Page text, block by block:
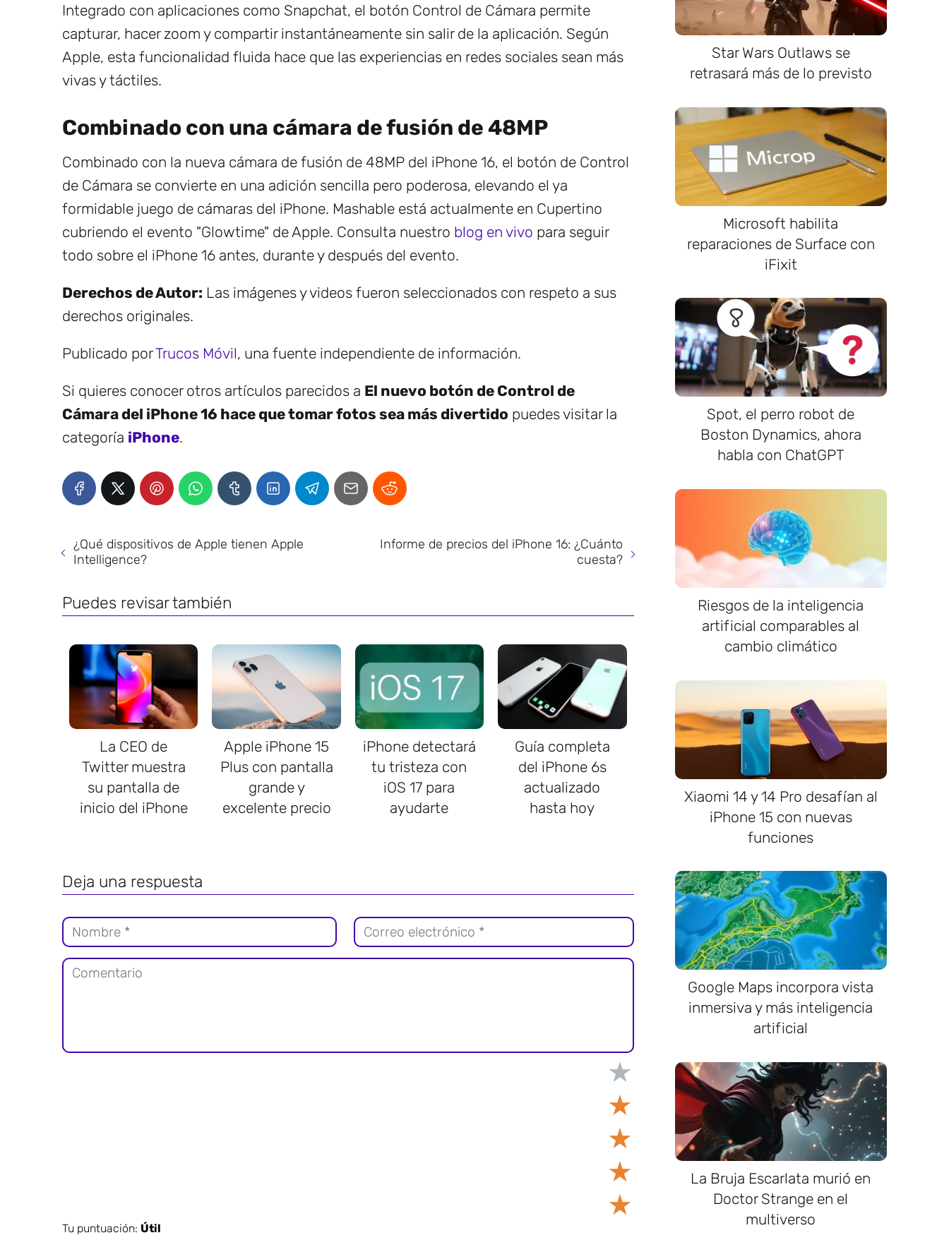
Integrado con aplicaciones como Snapchat, el botón Control de Cámara permite
capturar, hacer zoom y compartir instantáneamente sin salir de la aplicación. Según
Apple, esta funcionalidad fluida hace que las experiencias en redes sociales sean más
vivas y táctiles.
Combinado con una cámara de fusión de 48MP
Combinado con la nueva cámara de fusión de 48MP del iPhone 16, el botón de Control
de Cámara se convierte en una adición sencilla pero poderosa, elevando el ya
formidable juego de cámaras del iPhone. Mashable está actualmente en Cupertino
cubriendo el evento "Glowtime" de Apple. Consulta nuestro blog en vivo para seguir
todo sobre el iPhone 16 antes, durante y después del evento.
Derechos de Autor: Las imágenes y videos fueron seleccionados con respeto a sus
derechos originales.
Publicado porTrucos Móvil, una fuente independiente de información.
Si quieres conocer otros artículos parecidos a El nuevo botón de Control de
Cámara del iPhone 16 hace que tomar fotos sea más divertido puedes visitar la
categoría iPhone.
¿Qué dispositivos de Apple tienen Apple
Intelligence?
Informe de precios del iPhone 16: ¿Cuánto
cuesta?
Puedes revisar también
La CEO de
Twitter muestra
su pantalla de
inicio del iPhone
Apple iPhone 15
Plus con pantalla
grande y
excelente precio
iPhone detectará
tu tristeza con
iOS 17 para
ayudarte
Guía completa
del iPhone 6s
actualizado
hasta hoy
Deja una respuesta
★
★
★
★
★
Tu puntuación: Útil
Star Wars Outlaws se
retrasará más de lo previsto
Microsoft habilita
reparaciones de Surface con
iFixit
Spot, el perro robot de
Boston Dynamics, ahora
habla con ChatGPT
Riesgos de la inteligencia
artificial comparables al
cambio climático
Xiaomi 14 y 14 Pro desafían al
iPhone 15 con nuevas
funciones
Google Maps incorpora vista
inmersiva y más inteligencia
artificial
La Bruja Escarlata murió en
Doctor Strange en el
multiverso